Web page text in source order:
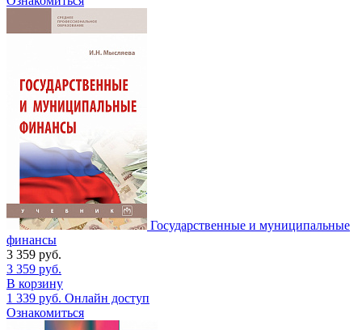
Государственные и муниципальные
финансы
3 359 руб.
3 359 руб.
В корзину
1 339 руб. Онлайн доступ
Ознакомиться